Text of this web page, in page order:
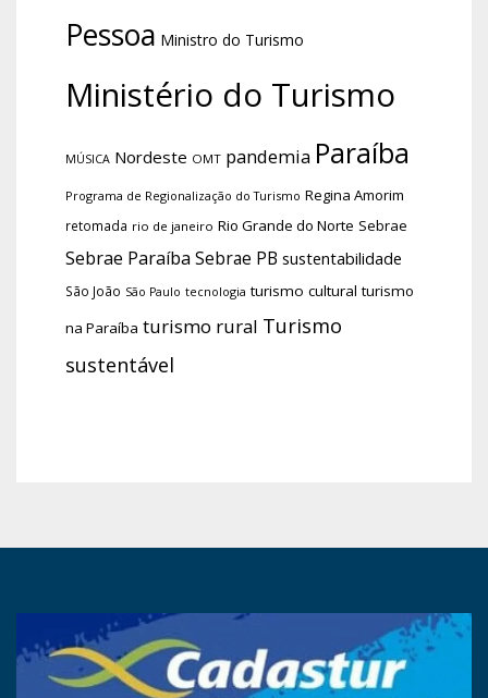
Pessoa Ministro do Turismo
Ministério do Turismo
MÚSICA Nordeste OMT pandemia Paraíba
Programa de Regionalização do Turismo Regina Amorim
retomada rio de janeiro Rio Grande do Norte Sebrae
Sebrae Paraíba Sebrae PB sustentabilidade
São João São Paulo tecnologia turismo cultural turismo
na Paraíba turismo rural Turismo
sustentável